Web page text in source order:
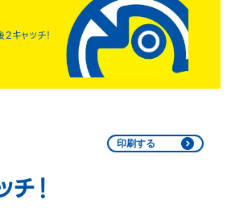
キャッチ！
印刷する
！